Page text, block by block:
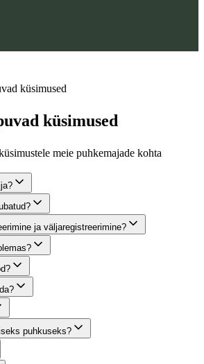
küsimused
küsimused
meie puhkemajade kohta
ja väljaregistreerimine?
puhkuseks?